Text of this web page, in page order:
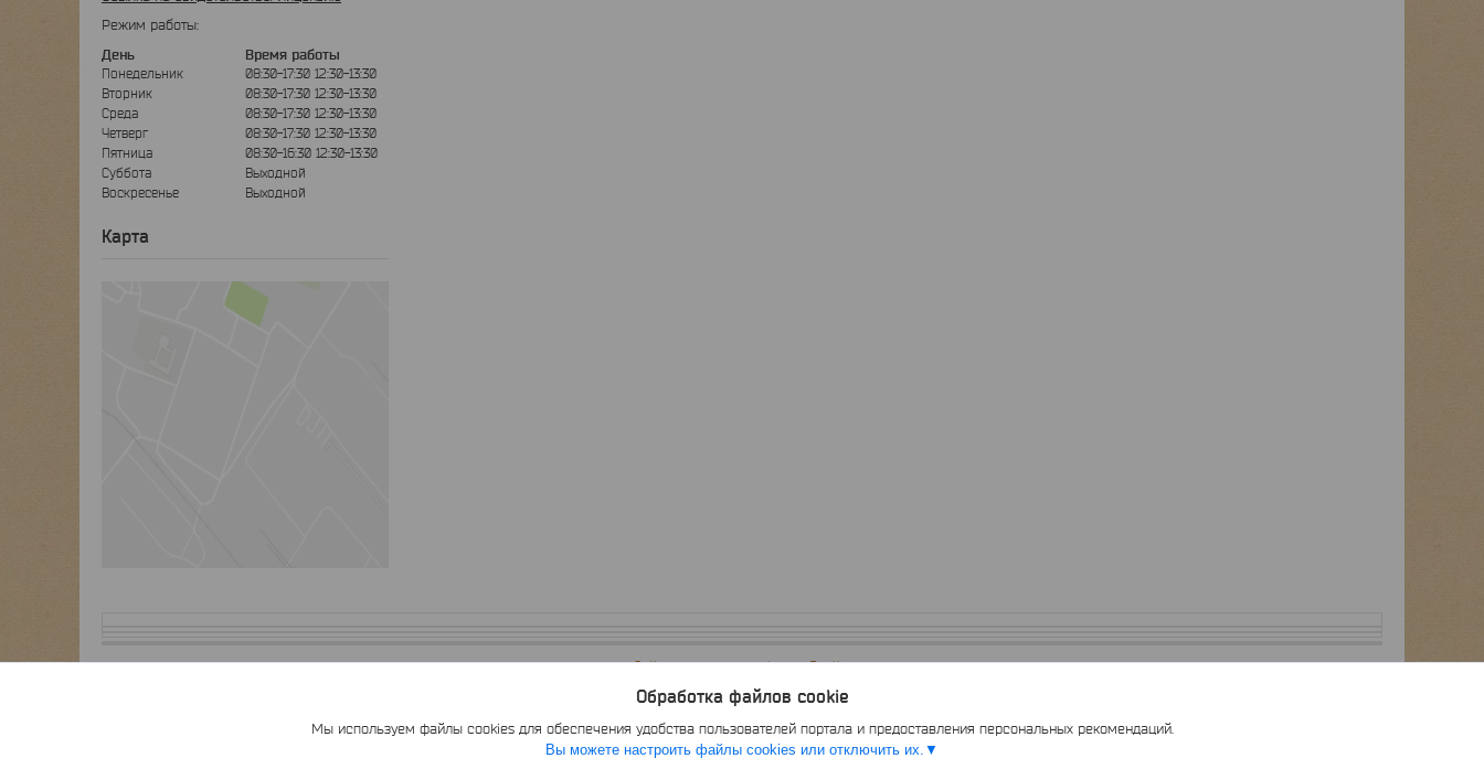
Режим работы:
День Время работы
Понедельник 08:30-17:30 12:30-13:30
Вторник
08:30-17:30 12:30-13:30
Среда
08:30-17:30 12:30-13:30
Четверг
08:30-17:30 12:30-13:30
Пятница
08:30-16:30 12:30-13:30
Суббота
Выходной
Воскресенье
Выходной
Карта
Сайт создан на платформе Deal.by
Политика обработки файлов cookies
Обработка файлов cookie
Мы используем файлы cookies для обеспечения удобства пользователей портала и предоставления персональных рекомендаций.
Вы можете настроить файлы cookies или отключить их.
АрмНеттингГрупп Частное предприятие |Пожаловаться на контент
Select Language ▼